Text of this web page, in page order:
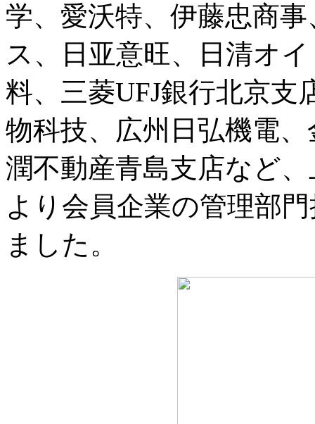
学、愛沃特、伊藤忠商
ス、日亚意旺、日清オ
料、三菱UFJ銀行北京支
物科技、広州日弘機電
潤不動産青島支店など
より会員企業の管理部
ました。